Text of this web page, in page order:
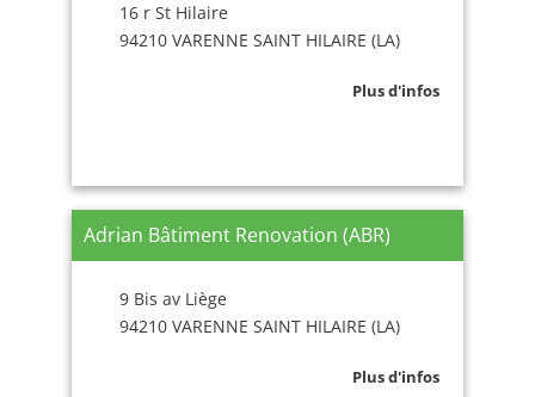
16 r St Hilaire
94210 VARENNE SAINT HILAIRE (LA)
Plus d'infos
Adrian Bâtiment Renovation (ABR)
9 Bis av Liège
94210 VARENNE SAINT HILAIRE (LA)
Plus d'infos